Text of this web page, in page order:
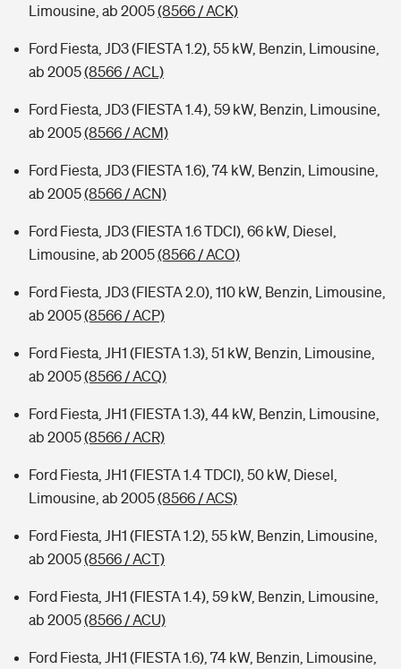
Limousine, ab 2005(8566 / ACK)
Ford Fiesta, JD3 (FIESTA 1.2), 55 kW, Benzin, Limousine,
ab 2005(8566 / ACL)
Ford Fiesta, JD3 (FIESTA 1.4), 59 kW, Benzin, Limousine,
ab 2005(8566 / ACM)
Ford Fiesta, JD3 (FIESTA 1.6), 74 kW, Benzin, Limousine,
ab 2005(8566 / ACN)
Ford Fiesta, JD3 (FIESTA 1.6 TDCI), 66 kW, Diesel,
Limousine, ab 2005(8566 / ACO)
Ford Fiesta, JD3 (FIESTA 2.0), 110 kW, Benzin, Limousine,
ab 2005(8566 / ACP)
Ford Fiesta, JH1 (FIESTA 1.3), 51 kW, Benzin, Limousine,
ab 2005(8566 / ACQ)
Ford Fiesta, JH1 (FIESTA 1.3), 44 kW, Benzin, Limousine,
ab 2005(8566 / ACR)
Ford Fiesta, JH1 (FIESTA 1.4 TDCI), 50 kW, Diesel,
Limousine, ab 2005(8566 / ACS)
Ford Fiesta, JH1 (FIESTA 1.2), 55 kW, Benzin, Limousine,
ab 2005(8566 / ACT)
Ford Fiesta, JH1 (FIESTA 1.4), 59 kW, Benzin, Limousine,
ab 2005(8566 / ACU)
Ford Fiesta, JH1 (FIESTA 1.6), 74 kW, Benzin, Limousine,